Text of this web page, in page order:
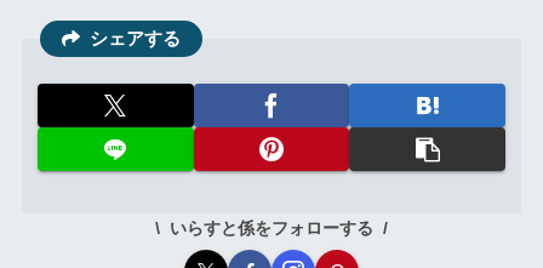
シェアする
いらすと係をフォローする